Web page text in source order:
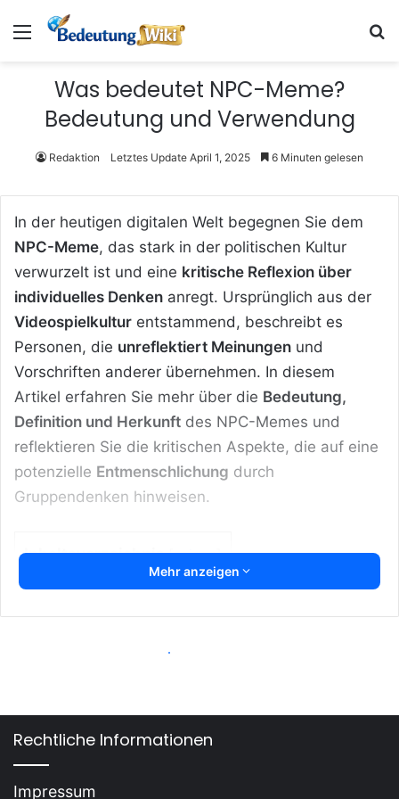
Menü
Was bedeutet NPC-Meme?
Bedeutung und Verwendung
Redaktion Letztes Update April 1, 2025 6 Minuten gelesen
In der heutigen digitalen Welt begegnen Sie dem
NPC-Meme, das stark in der politischen Kultur
verwurzelt ist und eine kritische Reflexion über
individuelles Denken anregt. Ursprünglich aus der
Videospielkultur entstammend, beschreibt es
Personen, die unreflektiert Meinungen und
Vorschriften anderer übernehmen. In diesem
Artikel erfahren Sie mehr über die Bedeutung,
Definition und Herkunft des NPC-Memes und
reflektieren Sie die kritischen Aspekte, die auf eine
potenzielle Entmenschlichung durch
Gruppendenken hinweisen.
Inhaltsverzeichnis [zeigen]
in Kürze:
Das NPC-Meme beschreibt Menschen, die als
wie nicht spielbare Charaktere (NPCs) in
Mehr anzeigen
Rechtliche Informationen
Impressum